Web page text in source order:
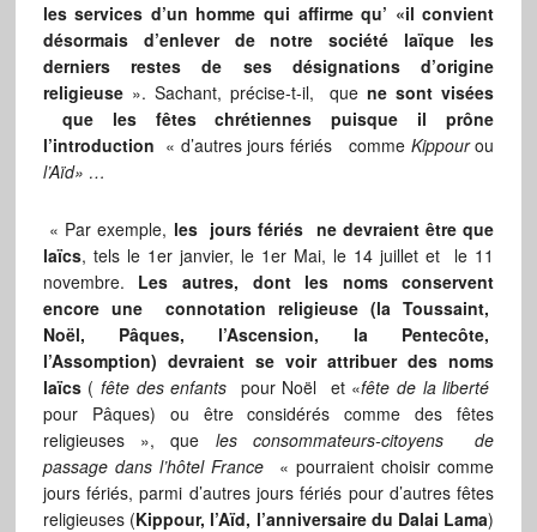
les services d’un homme qui affirme qu’ «il convient
désormais d’enlever de notre société laïque les
derniers restes de ses désignations d’origine
religieuse ». Sachant, précise-t-il, quene sont visées
que les fêtes chrétiennes puisque il prône
l’introduction « d’autres jours fériés commeKippourou
l’Aïd» …
« Par exemple, les jours fériés ne devraient être que
laïcs, tels le 1er janvier, le 1er Mai, le 14 juillet et le 11
novembre. Les autres, dont les noms conservent
encore une connotation religieuse (la Toussaint,
Noël, Pâques, l’Ascension, la Pentecôte,
l’Assomption) devraient se voir attribuer des noms
laïcs( fête des enfants pour Noël et «fête de la liberté
pour Pâques) ou être considérés comme des fêtes
religieuses », que les consommateurs-citoyens de
passage dans l’hôtel France « pourraient choisir comme
jours fériés, parmi d’autres jours fériés pour d’autres fêtes
religieuses (Kippour, l’Aïd, l’anniversaire du Dalai Lama)